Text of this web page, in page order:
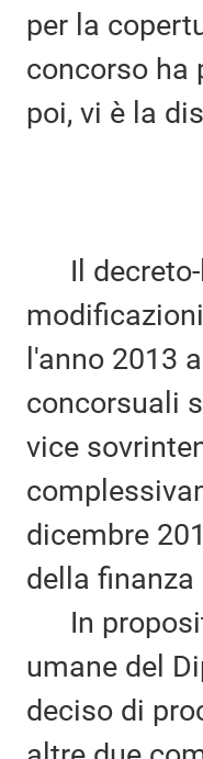
per la
concorso ha
poi, vi è la
Il decreto-
l'anno 2013
concorsuali
vice
dicembre
della
In
umane del
deciso di